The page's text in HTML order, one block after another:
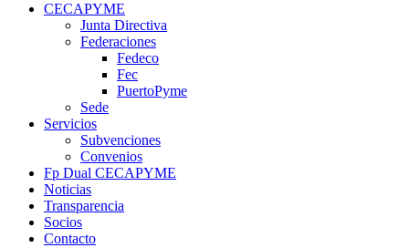
CECAPYME
Junta Directiva
Federaciones
Fedeco
Fec
PuertoPyme
Sede
Servicios
Subvenciones
Convenios
Fp Dual CECAPYME
Noticias
Transparencia
Socios
Contacto